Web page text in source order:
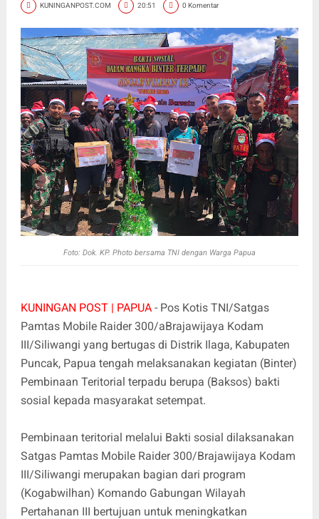
KUNINGANPOST.COM 20:51 0 Komentar
Foto: Dok. KP. Photo bersama TNI dengan Warga Papua
KUNINGAN POST | PAPUA- Pos Kotis TNI/Satgas
Pamtas Mobile Raider 300/aBrajawijaya Kodam
III/Siliwangi yang bertugas di Distrik Ilaga, Kabupaten
Puncak, Papua tengah melaksanakan kegiatan (Binter)
Pembinaan Teritorial terpadu berupa (Baksos) bakti
sosial kepada masyarakat setempat.
Pembinaan teritorial melalui Bakti sosial dilaksanakan
Satgas Pamtas Mobile Raider 300/Brajawijaya Kodam
III/Siliwangi merupakan bagian dari program
(Kogabwilhan) Komando Gabungan Wilayah
Pertahanan III bertujuan untuk meningkatkan